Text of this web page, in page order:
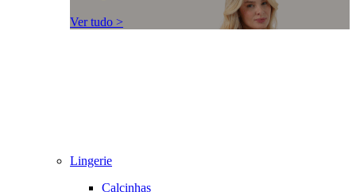
Ver tudo >
Lingerie
Calcinhas